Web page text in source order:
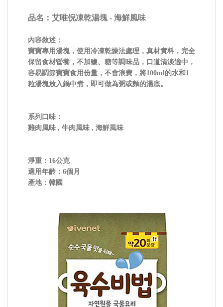
品名：艾唯倪凍乾湯塊 - 海鮮風味
內容敘述：
寶寶專用湯塊，使用冷凍乾燥法處理，真材實料，完全
保留食材營養，不加鹽、糖等調味品，口道清淡適中，
容易調節寶寶食用份量，不會浪費，將100ml的水和1
粒湯塊放入鍋中煮，即可做為粥或麵的湯底。
系列口味：
雞肉風味 , 牛肉風味 , 海鮮風味
淨重：16公克
適用年齡：6個月
產地：韓國